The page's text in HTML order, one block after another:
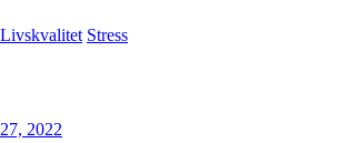
Livskvalitet Stress
2022